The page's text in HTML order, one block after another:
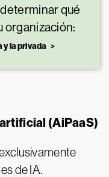
qué
organización:
y la privada
(AiPaaS)
de IA.